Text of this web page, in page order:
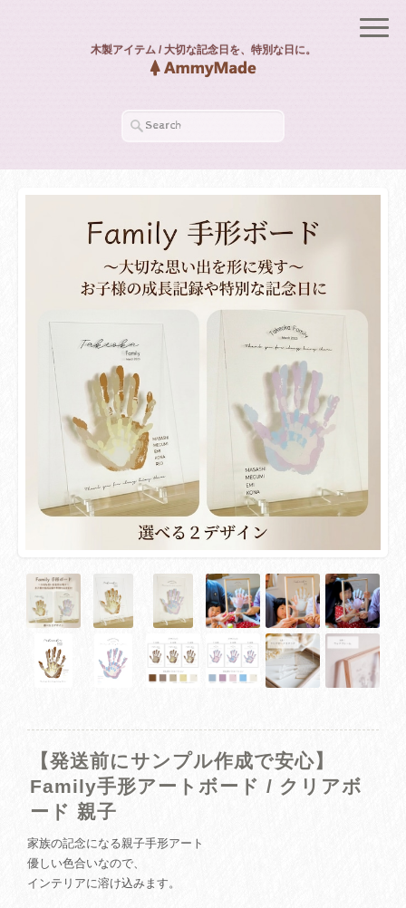
木製アイテム / 大切な記念日を、特別な日に。
【発送前にサンプル作成で安心】
Family手形アートボード / クリアボ
ード 親子
家族の記念になる親子手形アート
優しい色合いなので、
インテリアに溶け込みます。